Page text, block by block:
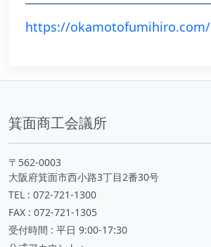
https://okamotofumihiro.com/
箕面商工会議所
〒562-0003
大阪府箕面市西小路3丁目2番30号
TEL : 072-721-1300
FAX : 072-721-1305
受付時間 : 平日 9:00-17:30